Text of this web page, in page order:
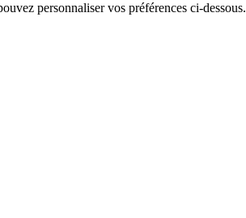
personnaliser vos préférences ci-dessous.